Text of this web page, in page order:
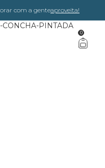
com a genteaproveita!
0